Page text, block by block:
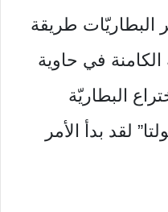
البطاريّات طريقة
الكامنة في حاوية
البطاريّة
لقد بدأ الأمر